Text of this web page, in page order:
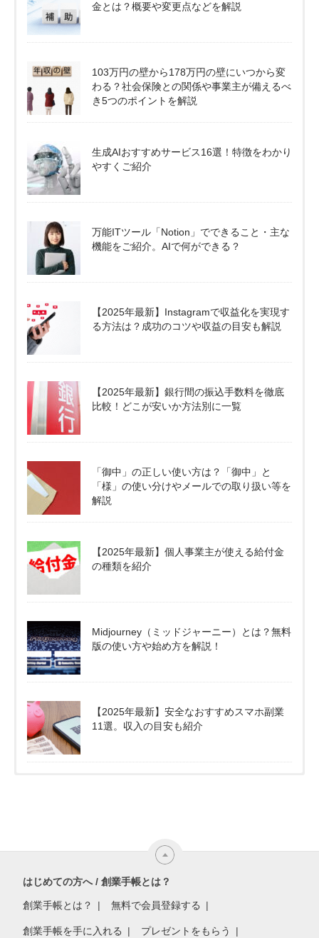
金とは？概要や変更点などを解説
103万円の壁から178万円の壁にいつから変
わる？社会保険との関係や事業主が備えるべ
き5つのポイントを解説
生成AIおすすめサービス16選！特徴をわかり
やすくご紹介
万能ITツール「Notion」でできること・主な
機能をご紹介。AIで何ができる？
【2025年最新】Instagramで収益化を実現す
る方法は？成功のコツや収益の目安も解説
【2025年最新】銀行間の振込手数料を徹底
比較！どこが安いか方法別に一覧
「御中」の正しい使い方は？「御中」と
「様」の使い分けやメールでの取り扱い等を
解説
【2025年最新】個人事業主が使える給付金
の種類を紹介
Midjourney（ミッドジャーニー）とは？無料
版の使い方や始め方を解説！
【2025年最新】安全なおすすめスマホ副業
11選。収入の目安も紹介
はじめての方へ / 創業手帳とは？
創業手帳とは？ 無料で会員登録する
創業手帳を手に入れる プレゼントをもらう